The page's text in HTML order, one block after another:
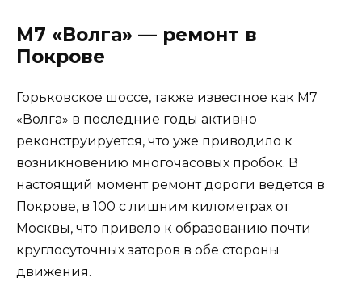
М7 «Волга» — ремонт в
Покрове
Горьковское шоссе, также известное как М7
«Волга» в последние годы активно
реконструируется, что уже приводило к
возникновению многочасовых пробок. В
настоящий момент ремонт дороги ведется в
Покрове, в 100 с лишним километрах от
Москвы, что привело к образованию почти
круглосуточных заторов в обе стороны
движения.